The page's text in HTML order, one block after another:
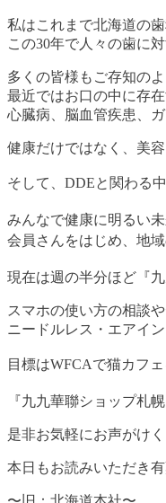
私はこれまで北海道の
この30年で人々の歯に
多くの皆様もご存知のよ
最近ではお口の中に存
心臓病、脳血管疾患、
健康だけではなく、美
そして、DDEと関わる
みんなで健康に明るい
会員さんをはじめ、地
現在は週の半分ほど『
スマホの使い方の相談
ニードルレス・エアイ
目標はWFCAで猫カフ
『九九華聯ショップ札
是非お気軽にお声がけ
本日もお読みいただき